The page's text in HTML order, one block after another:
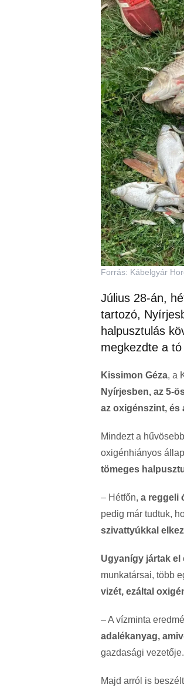
Forrás: Kábelgyár
Július 28-án,
tartozó,
halpusztulás
megkezdte a tó
Kissimon Géza, a
Nyírjesben, az 5-
az oxigénszint, és
Mindezt a
oxigénhiányos
tömeges
– Hétfőn, a reggeli
pedig már tudtuk,
szivattyúkkal
Ugyanígy jártak
munkatársai, több
vizét, ezáltal
– A vízminta
adalékanyag,
gazdasági vezetője.
Majd arról is